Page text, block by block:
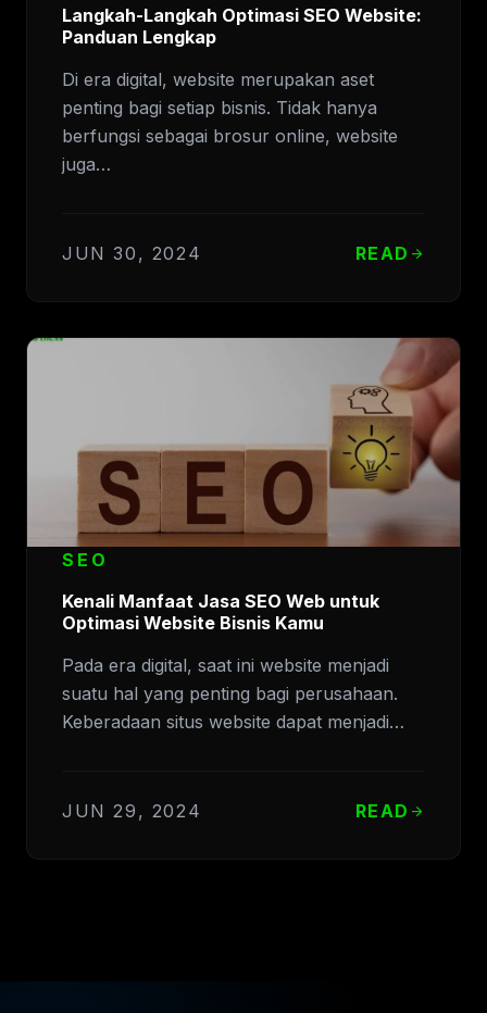
Langkah-Langkah Optimasi SEO Website:
Panduan Lengkap
Di era digital, website merupakan aset
penting bagi setiap bisnis. Tidak hanya
berfungsi sebagai brosur online, website
juga…
JUN 30, 2024 READ arrow_forward
SEO
Kenali Manfaat Jasa SEO Web untuk
Optimasi Website Bisnis Kamu
Pada era digital, saat ini website menjadi
suatu hal yang penting bagi perusahaan.
Keberadaan situs website dapat menjadi…
JUN 29, 2024 READ arrow_forward